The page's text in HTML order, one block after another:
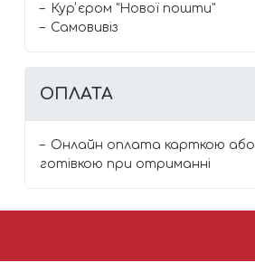
Курʼєром "Нової пошти"
Самовивіз
ОПЛАТА
Онлайн оплата карткою або
готівкою при отриманні